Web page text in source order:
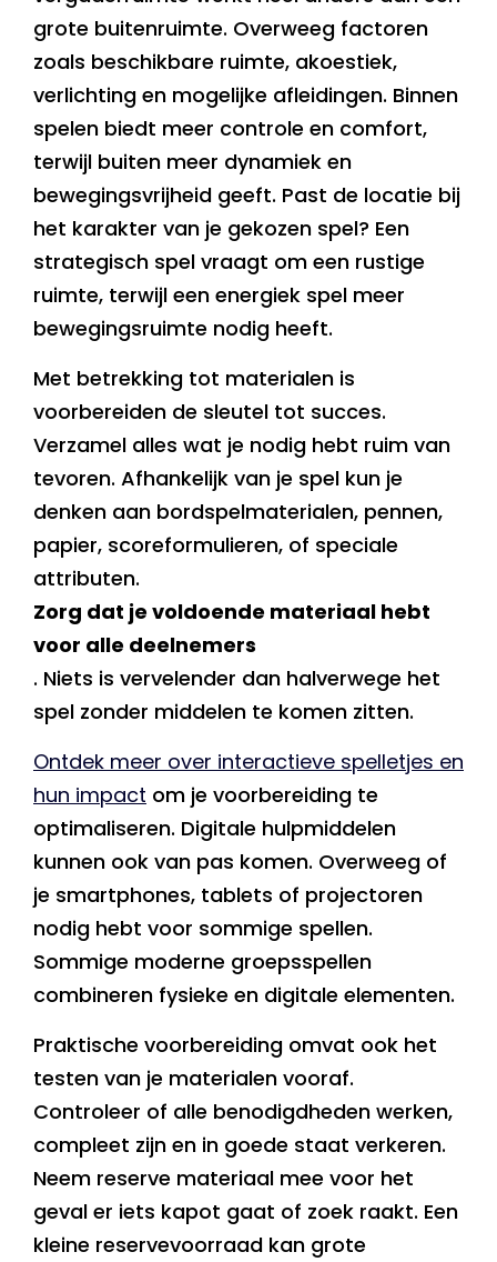
grote buitenruimte. Overweeg factoren
zoals beschikbare ruimte, akoestiek,
verlichting en mogelijke afleidingen. Binnen
spelen biedt meer controle en comfort,
terwijl buiten meer dynamiek en
bewegingsvrijheid geeft. Past de locatie bij
het karakter van je gekozen spel? Een
strategisch spel vraagt om een rustige
ruimte, terwijl een energiek spel meer
bewegingsruimte nodig heeft.
Met betrekking tot materialen is
voorbereiden de sleutel tot succes.
Verzamel alles wat je nodig hebt ruim van
tevoren. Afhankelijk van je spel kun je
denken aan bordspelmaterialen, pennen,
papier, scoreformulieren, of speciale
attributen.
Zorg dat je voldoende materiaal hebt
voor alle deelnemers
. Niets is vervelender dan halverwege het
spel zonder middelen te komen zitten.
Ontdek meer over interactieve spelletjes en
hun impact om je voorbereiding te
optimaliseren. Digitale hulpmiddelen
kunnen ook van pas komen. Overweeg of
je smartphones, tablets of projectoren
nodig hebt voor sommige spellen.
Sommige moderne groepsspellen
combineren fysieke en digitale elementen.
Praktische voorbereiding omvat ook het
testen van je materialen vooraf.
Controleer of alle benodigdheden werken,
compleet zijn en in goede staat verkeren.
Neem reserve materiaal mee voor het
geval er iets kapot gaat of zoek raakt. Een
kleine reservevoorraad kan grote